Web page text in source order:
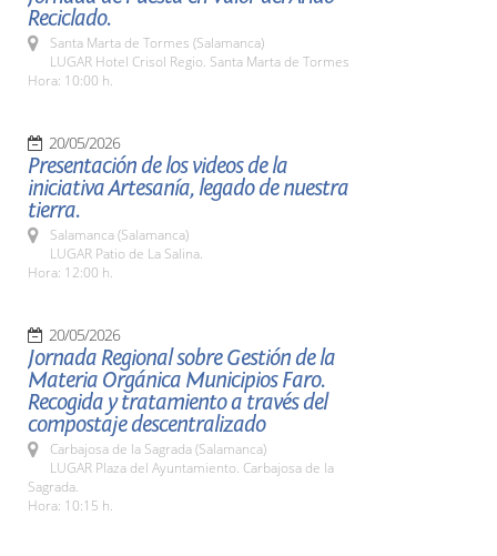
Reciclado.
Santa Marta de Tormes (Salamanca)
LUGAR Hotel Crisol Regio. Santa Marta de Tormes
Hora: 10:00 h.
20/05/2026
Presentación de los videos de la
iniciativa Artesanía, legado de nuestra
tierra.
Salamanca (Salamanca)
LUGAR Patio de La Salina.
Hora: 12:00 h.
20/05/2026
Jornada Regional sobre Gestión de la
Materia Orgánica Municipios Faro.
Recogida y tratamiento a través del
compostaje descentralizado
Carbajosa de la Sagrada (Salamanca)
LUGAR Plaza del Ayuntamiento. Carbajosa de la
Sagrada.
Hora: 10:15 h.